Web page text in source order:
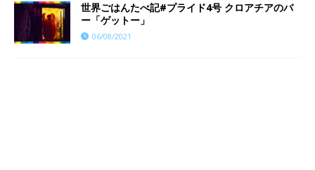
世界ごはんたべ記#プライド4号 クロアチアのバ
ー「ゲットー」
06/08/2021